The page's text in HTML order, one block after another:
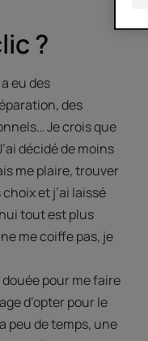
?
eu des
des
Je crois que
décidé de moins
me plaire, trouver
et j’ai laissé
tout est plus
me coiffe pas, je
pour me faire
d’opter pour le
peu de temps, une